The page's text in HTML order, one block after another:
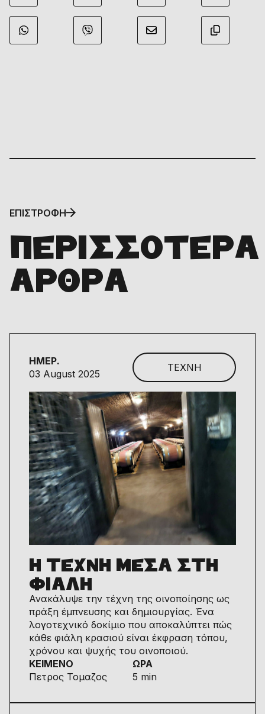
ΠΕΡΙΣΣΟΤΕΡΑ
ΑΡΘΡΑ
ΕΠΙΣΤΡΟΦΗ
ΗΜΕΡ.
03 August 2025
ΤΕΧΝΗ
Η ΤΕΧΝΗ ΜΕΣΑ ΣΤΗ
ΦΙΑΛΗ
Ανακάλυψε την τέχνη της οινοποίησης ως
πράξη έμπνευσης και δημιουργίας. Ένα
λογοτεχνικό δοκίμιο που αποκαλύπτει πώς
κάθε φιάλη κρασιού είναι έκφραση τόπου,
χρόνου και ψυχής του οινοποιού.
ΚΕΙΜΕΝΟ
Πετρος Τομαζος
ΩΡΑ
5 min